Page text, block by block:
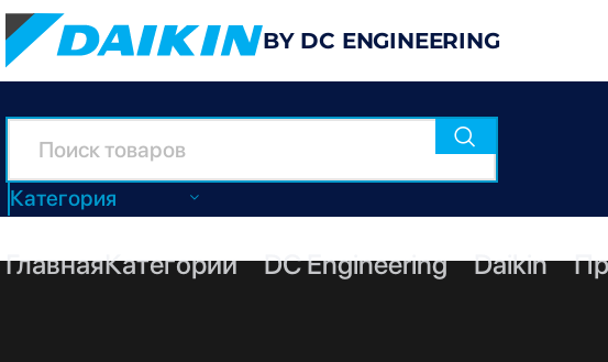
BY DC ENGINEERING
Категория
ГлавнаяКатегории DC Engineering Daikin